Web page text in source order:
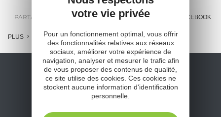
PARTAGER : E-MAIL MESSENGER FACEBOOK
PLUS
votre vie privée
Pour un fonctionnement optimal, vous offrir
des fonctionnalités relatives aux réseaux
sociaux, améliorer votre expérience de
navigation, analyser et mesurer le trafic afin
de vous proposer des contenus de qualité,
ce site utilise des cookies. Ces cookies ne
stockent aucune information d'identification
personnelle.